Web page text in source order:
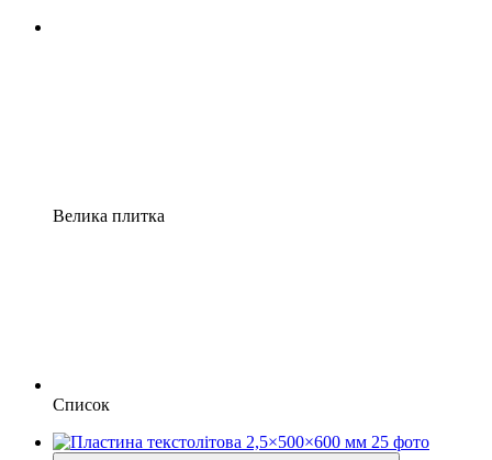
Велика плитка
Список